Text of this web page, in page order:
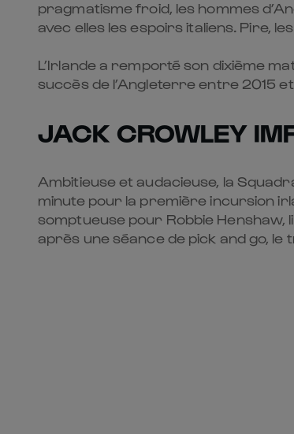
pragmatisme froid, les hommes
avec elles les espoirs italiens. Pire,
L’Irlande a remporté son dixième
succès de l’Angleterre entre 2015 et
JACK CROWLEY
Ambitieuse et audacieuse, la
minute pour la première incursion
somptueuse pour Robbie Henshaw,
après une séance de pick and go, le